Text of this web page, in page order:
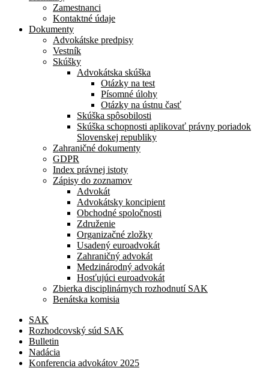
Zamestnanci
Kontaktné údaje
Dokumenty
Advokátske predpisy
Vestník
Skúšky
Advokátska skúška
Otázky na test
Písomné úlohy
Otázky na ústnu časť
Skúška spôsobilosti
Skúška schopnosti aplikovať právny poriadok
Slovenskej republiky
Zahraničné dokumenty
GDPR
Index právnej istoty
Zápisy do zoznamov
Advokát
Advokátsky koncipient
Obchodné spoločnosti
Združenie
Organizačné zložky
Usadený euroadvokát
Zahraničný advokát
Medzinárodný advokát
Hosťujúci euroadvokát
Zbierka disciplinárnych rozhodnutí SAK
Benátska komisia
SAK
Rozhodcovský súd SAK
Bulletin
Nadácia
Konferencia advokátov 2025